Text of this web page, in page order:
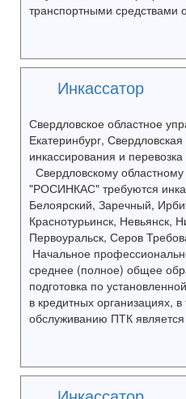
транспортными средствами
Инкассатор
Свердловское областное
Екатеринбург,
инкассирования и
Свердловскому
"РОСИНКАС" требуются
Белоярский, Заречный,
Краснотурьинск, Невьянск,
Первоуральск, Серов
Начальное
среднее (полное) общее
подготовка по
в кредитных организациях,
обслуживанию ПТК